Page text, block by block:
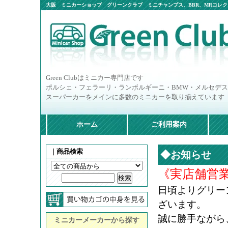
大阪 ミニカーショップ グリーンクラブ ミニチャンプス、BBR、MRコレ
Green Clubはミニカー専門店です
ポルシェ・フェラーリ・ランボルギーニ・BMW・メルセデ
スーパーカーをメインに多数のミニカーを取り揃えています
ホーム ご利用案内
｜商品検索
ミニカーメーカーから探す
◆お知らせ
《実店舗営
日頃よりグリ
ざいます。
誠に勝手なが